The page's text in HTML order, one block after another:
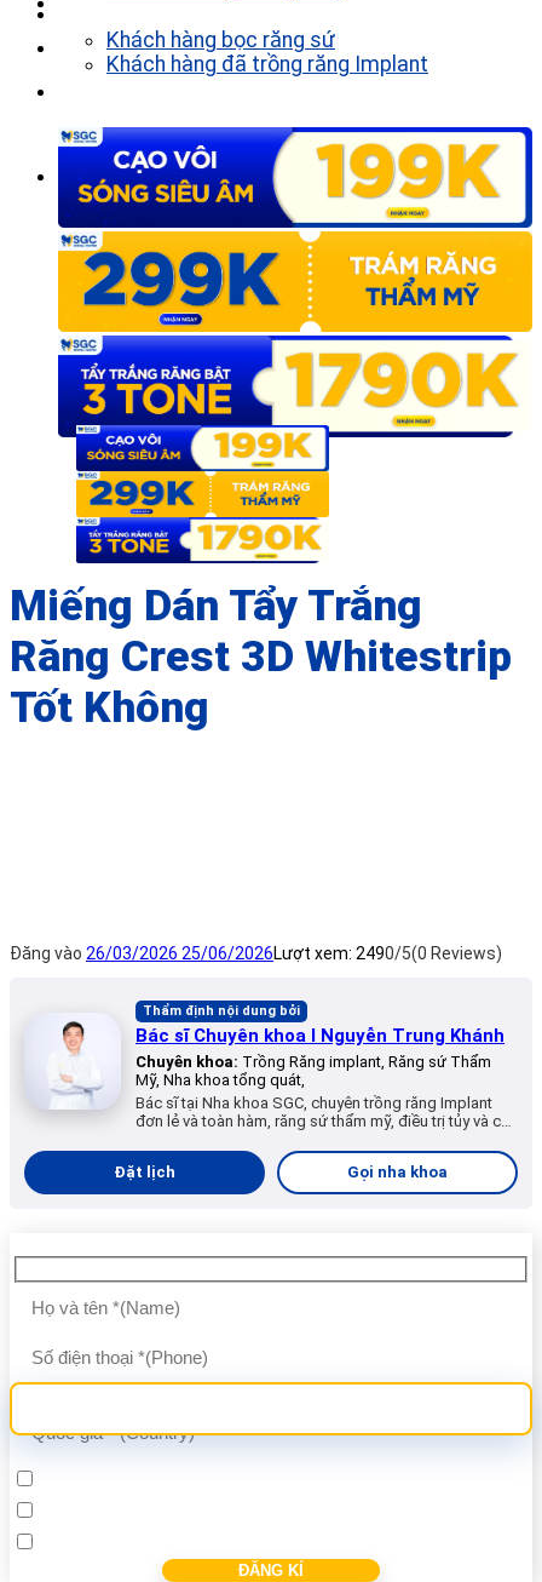
Khách hàng bọc răng sứ
Khách hàng đã trồng răng Implant
Miếng Dán Tẩy Trắng
Răng Crest 3D Whitestrip
Tốt Không
Đăng vào 26/03/2026 25/06/2026Lượt xem: 2490/5(0 Reviews)
Thẩm định nội dung bởi
Bác sĩ Chuyên khoa I Nguyễn Trung Khánh
Chuyên khoa: Trồng Răng implant, Răng sứ Thẩm
Mỹ, Nha khoa tổng quát,
Bác sĩ tại Nha khoa SGC, chuyên trồng răng Implant
đơn lẻ và toàn hàm, răng sứ thẩm mỹ, điều trị tủy và các
Đặt lịch
Gọi nha khoa